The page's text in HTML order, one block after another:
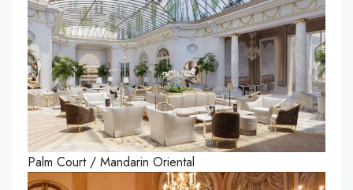
Palm Court / Mandarin Oriental